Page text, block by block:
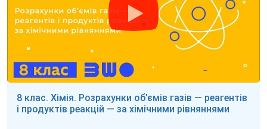
8 клас. Хімія. Розрахунки об’ємів газів — реагентів
і продуктів реакцій — за хімічними рівняннями